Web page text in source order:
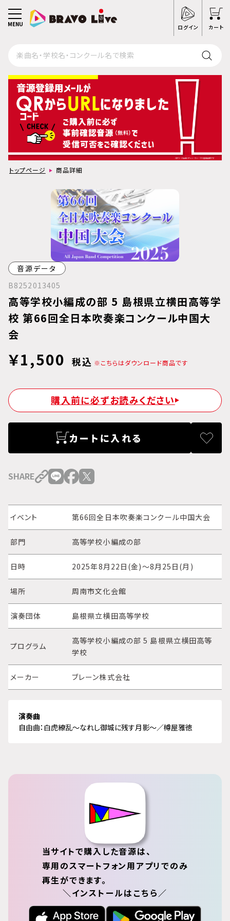
ログイン カート
MENU
トップページ 商品詳細
音源データ
B8252013405
高等学校小編成の部 5 島根県立横田高等学
校 第66回全日本吹奏楽コンクール中国大
会
￥1,500 税込 ※こちらはダウンロード商品です
購入前に必ずお読みください
カートに入れる
SHARE
イベント 第66回全日本吹奏楽コンクール中国大会
部門 高等学校小編成の部
日時 2025年8月22日(金)～8月25日(月)
場所 周南市文化会館
演奏団体 島根県立横田高等学校
プログラム
高等学校小編成の部 5 島根県立横田高等
学校
メーカー ブレーン株式会社
演奏曲
自由曲：白虎繚乱～なれし御城に残す月影～／樽屋雅徳
当サイトで購入した音源は、
専用のスマートフォン用アプリでのみ
再生ができます。
＼インストールはこちら／